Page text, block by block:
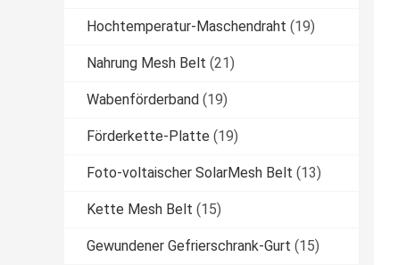
Hochtemperatur-Maschendraht (19)
Nahrung Mesh Belt (21)
Wabenförderband (19)
Förderkette-Platte (19)
Foto-voltaischer SolarMesh Belt (13)
Kette Mesh Belt (15)
Gewundener Gefrierschrank-Gurt (15)